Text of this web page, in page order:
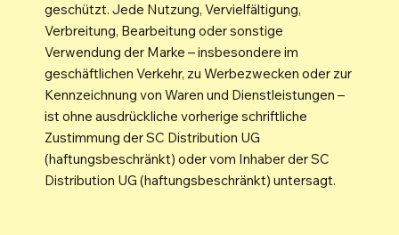
geschützt. Jede Nutzung, Vervielfältigung,
Verbreitung, Bearbeitung oder sonstige
Verwendung der Marke – insbesondere im
geschäftlichen Verkehr, zu Werbezwecken oder zur
Kennzeichnung von Waren und Dienstleistungen –
ist ohne ausdrückliche vorherige schriftliche
Zustimmung der SC Distribution UG
(haftungsbeschränkt) oder vom Inhaber der SC
Distribution UG (haftungsbeschränkt) untersagt.